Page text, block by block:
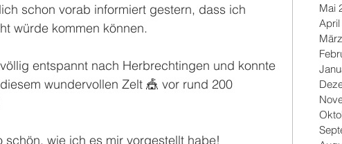
schon vorab informiert gestern, dass ich
würde kommen können.
entspannt nach Herbrechtingen und konnte
wundervollen Zelt 🎪 vor rund 200
schön, wie ich es mir vorgestellt habe!
Mai
April